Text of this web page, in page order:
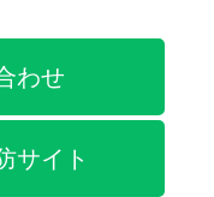
わせ
サイト